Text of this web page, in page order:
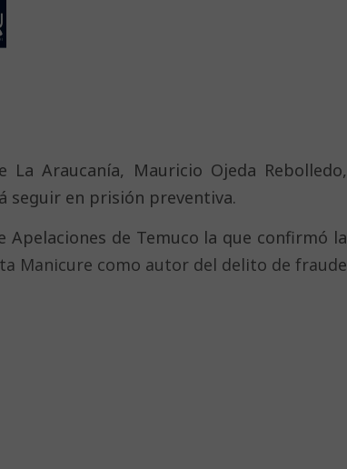
La Araucanía, Mauricio Ojeda Rebolledo,
seguir en prisión preventiva.
Apelaciones de Temuco la que confirmó la
Manicure como autor del delito de fraude